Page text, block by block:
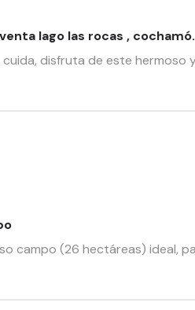
lago las rocas , cochamó.
cuida, disfruta de este hermoso
campo (26 hectáreas) ideal,